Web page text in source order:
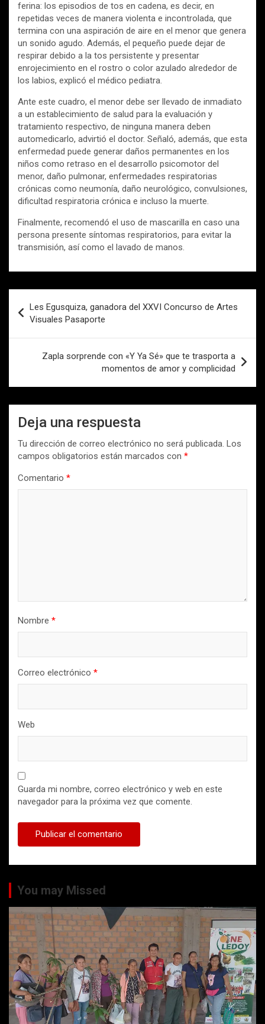
ferina: los episodios de tos en cadena, es decir, en
repetidas veces de manera violenta e incontrolada, que
termina con una aspiración de aire en el menor que genera
un sonido agudo. Además, el pequeño puede dejar de
respirar debido a la tos persistente y presentar
enrojecimiento en el rostro o color azulado alrededor de
los labios, explicó el médico pediatra.
Ante este cuadro, el menor debe ser llevado de inmadiato
a un establecimiento de salud para la evaluación y
tratamiento respectivo, de ninguna manera deben
automedicarlo, advirtió el doctor. Señaló, además, que esta
enfermedad puede generar daños permanentes en los
niños como retraso en el desarrollo psicomotor del
menor, daño pulmonar, enfermedades respiratorias
crónicas como neumonía, daño neurológico, convulsiones,
dificultad respiratoria crónica e incluso la muerte.
Finalmente, recomendó el uso de mascarilla en caso una
persona presente síntomas respiratorios, para evitar la
transmisión, así como el lavado de manos.
de
entradas
Les Egusquiza, ganadora del XXVI Concurso de Artes
Visuales Pasaporte
Zapla sorprende con «Y Ya Sé» que te trasporta a
momentos de amor y complicidad
Deja una respuesta
Tu dirección de correo electrónico no será publicada. Los
campos obligatorios están marcados con *
Comentario *
Nombre *
Correo electrónico *
Web
Guarda mi nombre, correo electrónico y web en este
navegador para la próxima vez que comente.
You may Missed